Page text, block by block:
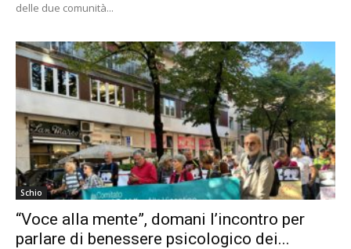
delle due comunità...
Schio
“Voce alla mente”, domani l’incontro per
parlare di benessere psicologico dei...